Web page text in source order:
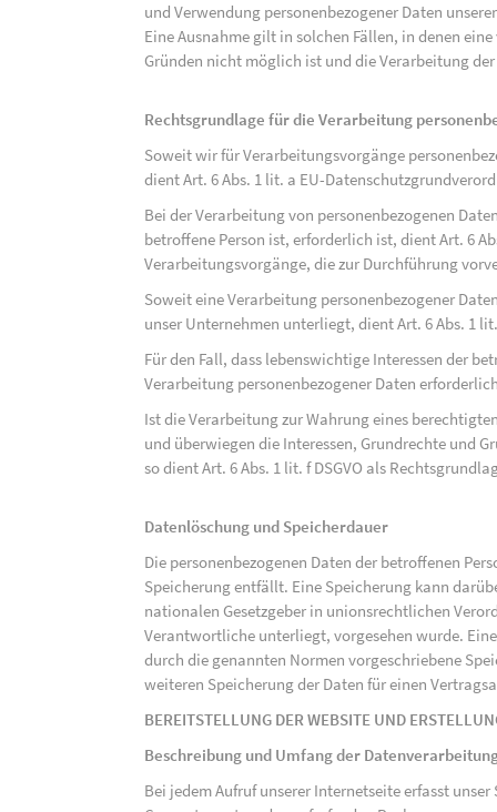
und Verwendung personenbezogener Daten
Eine Ausnahme gilt in solchen Fällen, in denen
Gründen nicht möglich ist und die Verarbeitung
Rechtsgrundlage für die Verarbeitung
Soweit wir für Verarbeitungsvorgänge
dient Art. 6 Abs. 1 lit. a EU-
Bei der Verarbeitung von personenbezogenen
betroffene Person ist, erforderlich ist, dient Art. 6
Verarbeitungsvorgänge, die zur Durchführung
Soweit eine Verarbeitung personenbezogener
unser Unternehmen unterliegt, dient Art. 6 Abs. 1
Für den Fall, dass lebenswichtige Interessen der
Verarbeitung personenbezogener Daten
Ist die Verarbeitung zur Wahrung eines
und überwiegen die Interessen, Grundrechte und
so dient Art. 6 Abs. 1 lit. f DSGVO als
Datenlöschung und Speicherdauer
Die personenbezogenen Daten der betroffenen
Speicherung entfällt. Eine Speicherung kann
nationalen Gesetzgeber in unionsrechtlichen
Verantwortliche unterliegt, vorgesehen wurde.
durch die genannten Normen vorgeschriebene
weiteren Speicherung der Daten für einen
BEREITSTELLUNG DER WEBSITE UND
Beschreibung und Umfang der
Bei jedem Aufruf unserer Internetseite erfasst